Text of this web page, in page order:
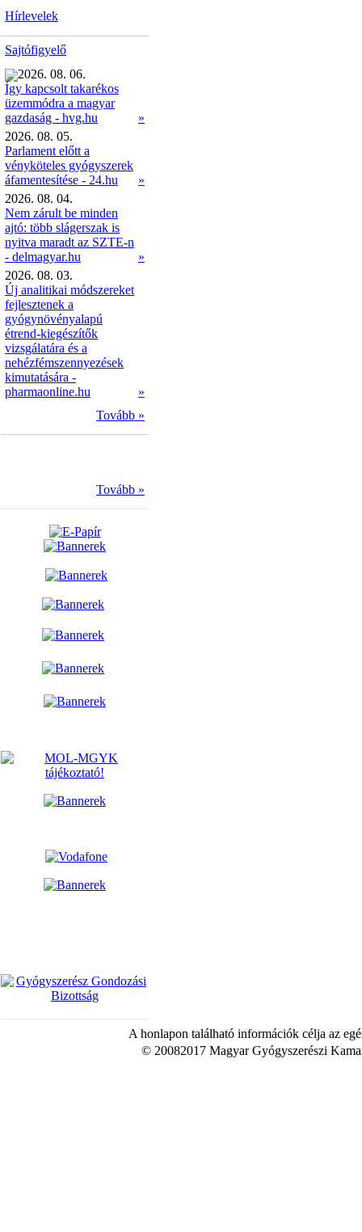
Hírlevelek
Sajtófigyelő
2026. 08. 06.
Így kapcsolt takarékos
üzemmódra a magyar
gazdaság - hvg.hu
»
2026. 08. 05.
Parlament előtt a
vényköteles gyógyszerek
áfamentesítése - 24.hu
»
2026. 08. 04.
Nem zárult be minden
ajtó: több slágerszak is
nyitva maradt az SZTE-n
- delmagyar.hu
»
2026. 08. 03.
Új analitikai módszereket
fejlesztenek a
gyógynövényalapú
étrend-kiegészítők
vizsgálatára és a
nehézfémszennyezések
kimutatására -
pharmaonline.hu
»
Tovább »
Tovább »
A honlapon található információk célja az
© 20082017 Magyar Gyógyszerészi